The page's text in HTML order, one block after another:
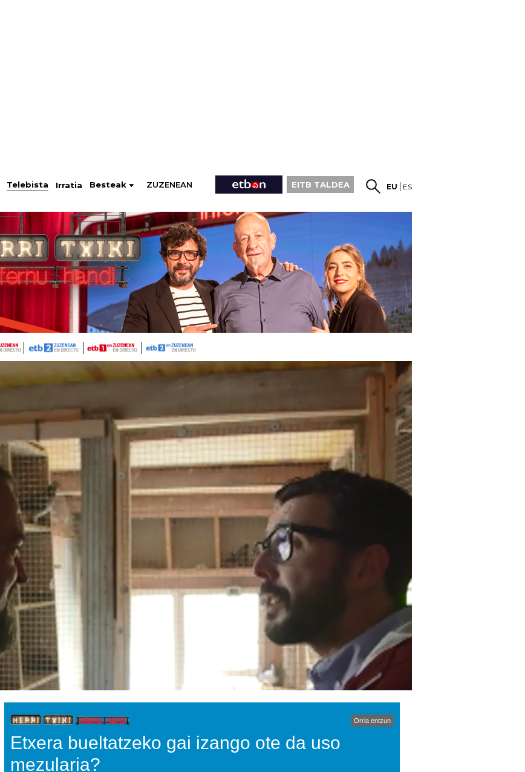
Telebista Irratia Besteak ZUZENEAN EITB TALDEA EU ES
Orria entzun
Etxera bueltatzeko gai izango ote da uso
mezularia?